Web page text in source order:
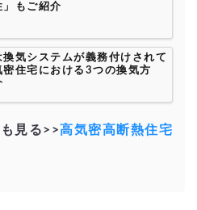
」もご紹介
換気システムが義務付けされて
密住宅における3つの換気方
見る>>高気密高断熱住宅